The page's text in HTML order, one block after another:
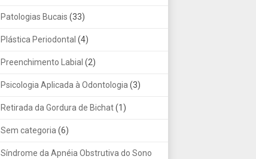
Patologias Bucais (33)
Plástica Periodontal (4)
Preenchimento Labial (2)
Psicologia Aplicada à Odontologia(3)
Retirada da Gordura de Bichat(1)
Sem categoria(6)
Síndrome da Apnéia Obstrutiva do Sono